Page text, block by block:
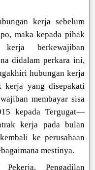
kerja sebelum
maka kepada pihak
berkewajiban
didalam perkara ini,
hubungan kerja
kerja yang disepakati
membayar sisa
kepada Tergugat—
kerja pada bulan
ke perusahaan
mestinya.
Pengadilan